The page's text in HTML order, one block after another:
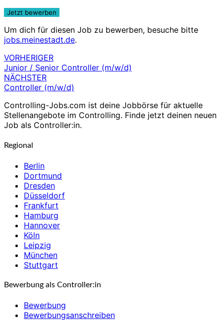
Um dich für diesen Job zu bewerben, besuche bitte
jobs.meinestadt.de.
Beitragsnavigation
VORHERIGER
Junior / Senior Controller (m/w/d)
NÄCHSTER
Controller (m/w/d)
Controlling-Jobs.com ist deine Jobbörse für aktuelle
Stellenangebote im Controlling. Finde jetzt deinen neuen
Job als Controller:in.
Regional
Berlin
Dortmund
Dresden
Düsseldorf
Frankfurt
Hamburg
Hannover
Köln
Leipzig
München
Stuttgart
Bewerbung als Controller:in
Bewerbung
Bewerbungsanschreiben